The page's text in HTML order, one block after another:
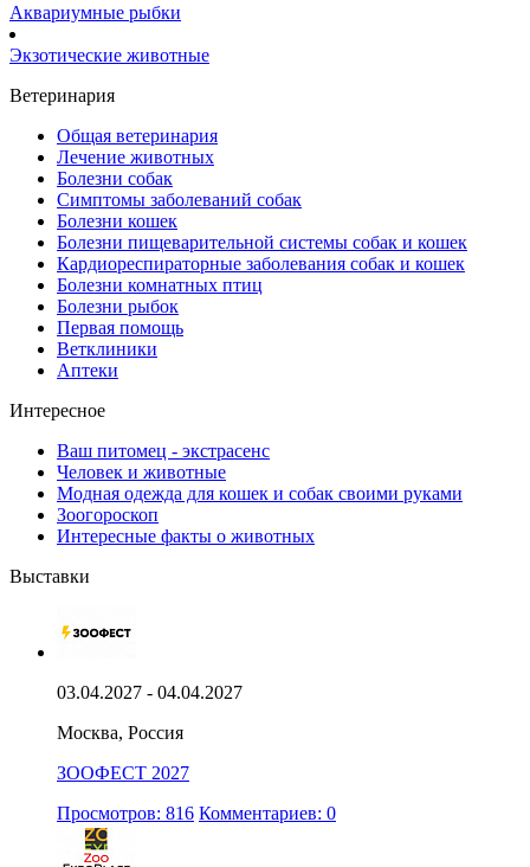
Аквариумные рыбки
Экзотические животные
Ветеринария
Общая ветеринария
Лечение животных
Болезни собак
Симптомы заболеваний собак
Болезни кошек
Болезни пищеварительной системы собак и кошек
Кардиореспираторные заболевания собак и кошек
Болезни комнатных птиц
Болезни рыбок
Первая помощь
Ветклиники
Аптеки
Интересное
Ваш питомец - экстрасенс
Человек и животные
Модная одежда для кошек и собак своими руками
Зоогороскоп
Интересные факты о животных
Выставки
03.04.2027 - 04.04.2027
Москва, Россия
ЗООФЕСТ 2027
Просмотров: 816 Комментариев: 0